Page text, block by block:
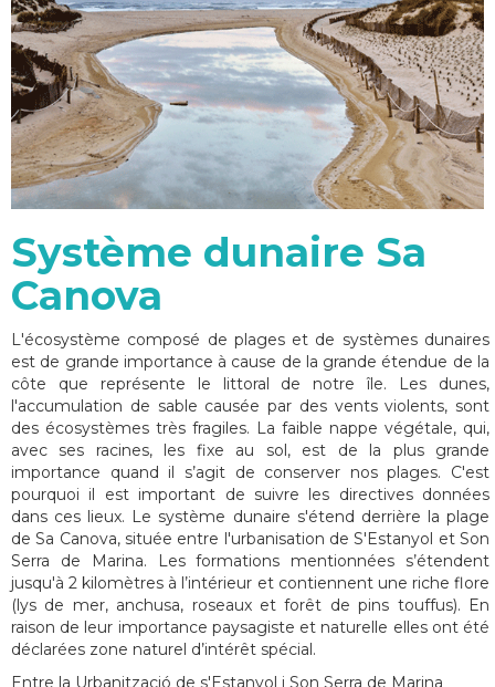
Système dunaire Sa
Canova
L'écosystème composé de plages et de systèmes dunaires
est de grande importance à cause de la grande étendue de la
côte que représente le littoral de notre île. Les dunes,
l'accumulation de sable causée par des vents violents, sont
des écosystèmes très fragiles. La faible nappe végétale, qui,
avec ses racines, les fixe au sol, est de la plus grande
importance quand il s’agit de conserver nos plages. C'est
pourquoi il est important de suivre les directives données
dans ces lieux. Le système dunaire s'étend derrière la plage
de Sa Canova, située entre l'urbanisation de S'Estanyol et Son
Serra de Marina. Les formations mentionnées s’étendent
jusqu'à 2 kilomètres à l’intérieur et contiennent une riche flore
(lys de mer, anchusa, roseaux et forêt de pins touffus). En
raison de leur importance paysagiste et naturelle elles ont été
déclarées zone naturel d’intérêt spécial.
Entre la Urbanització de s'Estanyol i Son Serra de Marina